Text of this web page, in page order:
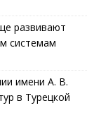
развивают
системам
имени А. В.
в Турецкой